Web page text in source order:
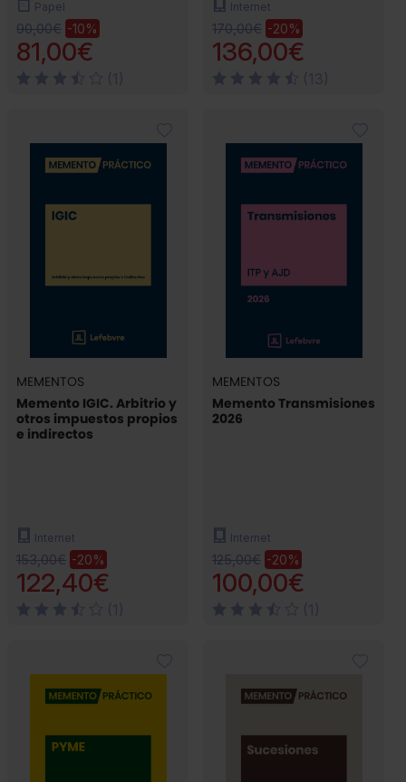
Papel
90,00€ -10%
81,00€
Internet
170,00€ -20%
136,00€
MEMENTOS
Memento IGIC. Arbitrio y
otros impuestos propios
e indirectos
Internet
153,00€ -20%
122,40€
MEMENTOS
Memento Transmisiones
2026
Internet
125,00€ -20%
100,00€